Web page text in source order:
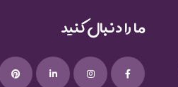
ما را دنبال کنید